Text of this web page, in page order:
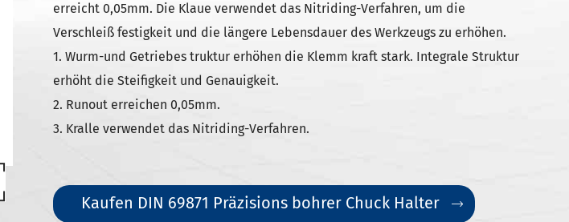
erreicht 0,05mm. Die Klaue verwendet das Nitriding-Verfahren, um die
Verschleiß festigkeit und die längere Lebensdauer des Werkzeugs zu erhöhen.
1. Wurm-und Getriebes truktur erhöhen die Klemm kraft stark. Integrale Struktur
erhöht die Steifigkeit und Genauigkeit.
2. Runout erreichen 0,05mm.
3. Kralle verwendet das Nitriding-Verfahren.
Kaufen DIN 69871 Präzisions bohrer Chuck Halter 